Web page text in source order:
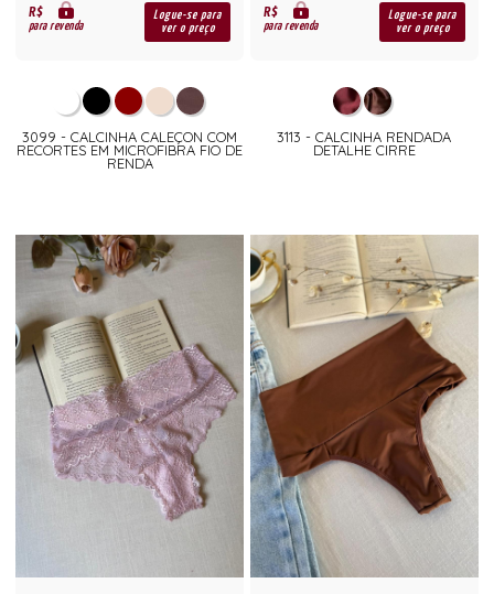
R$
para revenda
Logue-se para
ver o preço
3099 - CALCINHA CALEÇON COM
RECORTES EM MICROFIBRA FIO DE
RENDA
R$
para revenda
Logue-se para
ver o preço
3113 - CALCINHA RENDADA
DETALHE CIRRE